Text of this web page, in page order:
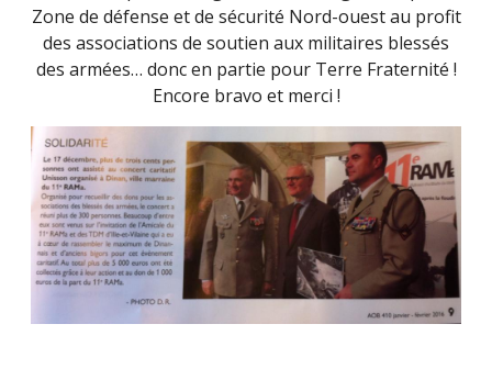
Zone de défense et de sécurité Nord-ouest au profit
des associations de soutien aux militaires blessés
des armées… donc en partie pour Terre Fraternité !
Encore bravo et merci !